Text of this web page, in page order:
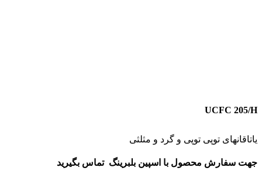
UCFC 205/H
یاتاقانهای توپی توپی و گرد و مثلثی
جهت سفارش محصول با اسپین بلبرینگ تماس بگیرید